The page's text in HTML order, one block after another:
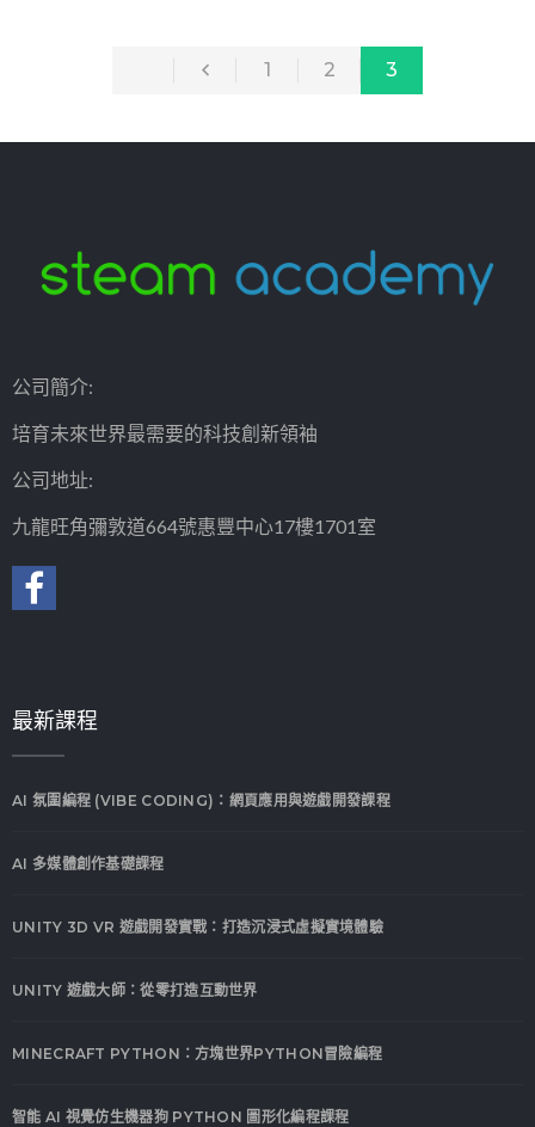
1 2 3
公司簡介:
培育未來世界最需要的科技創新領袖
公司地址:
九龍旺角彌敦道664號惠豐中心17樓1701室
最新課程
AI 氛圍編程 (VIBE CODING)：網頁應用與遊戲開發課程
AI 多媒體創作基礎課程
UNITY 3D VR 遊戲開發實戰：打造沉浸式虛擬實境體驗
UNITY 遊戲大師：從零打造互動世界
MINECRAFT PYTHON：方塊世界PYTHON冒險編程
智能 AI 視覺仿生機器狗 PYTHON 圖形化編程課程